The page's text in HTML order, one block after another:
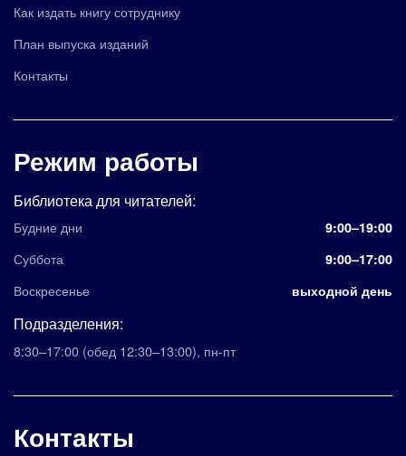
Как издать книгу сотруднику
План выпуска изданий
Контакты
Режим работы
Библиотека для читателей:
Будние дни 9:00–19:00
Суббота 9:00–17:00
Воскресенье выходной день
Подразделения:
8:30–17:00 (обед 12:30–13:00), пн-пт
Контакты